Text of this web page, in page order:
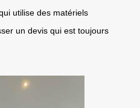
utilise des matériels
un devis qui est toujours